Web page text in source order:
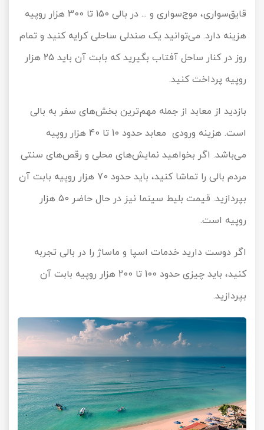
قایق‌سواری، موج‌سواری و ... در بالی 150 تا 300 هزار روپیه
هزینه دارد. می‌توانید یک صندلی ساحلی کرایه کنید و تمام
روز در کنار ساحل آفتاب بگیرید که بابت آن باید 25 هزار
روپیه پرداخت کنید.
بازدید از معابد از جمله مهم‌ترین بخش‌های سفر به بالی
است. هزینه ورودی معابد حدود 10 تا 40 هزار روپیه
می‌باشد. اگر بخواهید نمایش‌های محلی و رقص‌های سنتی
مردم بالی را تماشا کنید، باید حدود 70 هزار روپیه بابت آن
بپردازید. قیمت بلیط سینما نیز در حال حاضر 50 هزار
روپیه است.
اگر دوست دارید خدمات اسپا و ماساژ را در بالی تجربه
کنید، باید چیزی حدود 100 تا 200 هزار روپیه بابت آن
بپردازید.